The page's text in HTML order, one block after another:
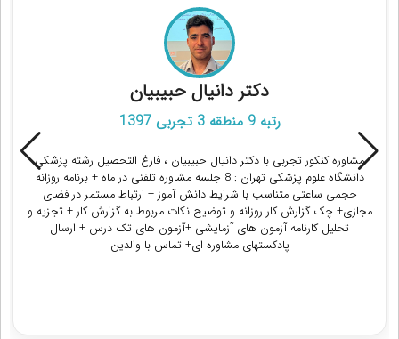
محمدکاظم شجاعی
پزشکی دانشگاه علوم پزشکی تهران
مشاوره کنکور تجربی با محمدکاظم شجاعی ، رتبه 39 منطقه 2 تجربی 1400 :
ماهانه شش جلسه مشاوره تلفنی + برنامه ریزی هفتگی + پیگیری مجازی
برنامه + پرسش و پاسخ کامل (یک ماهه)
دریافت مشاوره